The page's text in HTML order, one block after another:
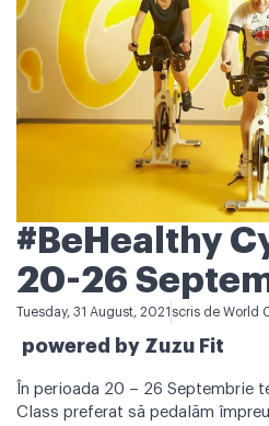
#BeHealthy
20-26
Tuesday, 31 August, 2021 scris de World
powered by Zuzu Fit
În perioada 20 – 26 Septembrie
Class preferat să pedalăm